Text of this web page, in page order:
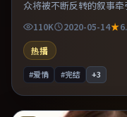
众将被不断反转的叙事
动机提供可信支撑。推
110K 2020-05-14
热播
#爱情 #完结 +3